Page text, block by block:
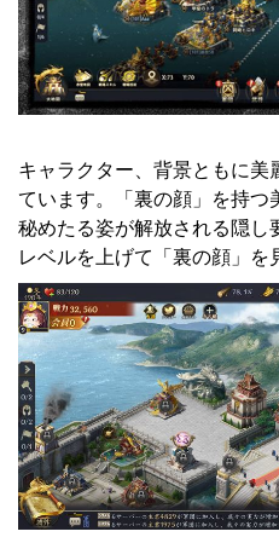
キャラクター、背景ともに
ています。「裏の顔」を持つ
秘めたる姿が解放される隠
レベルを上げて「裏の顔」を